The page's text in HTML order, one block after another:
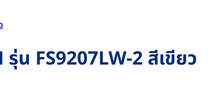
น FS9207LW-2 สีเขียว